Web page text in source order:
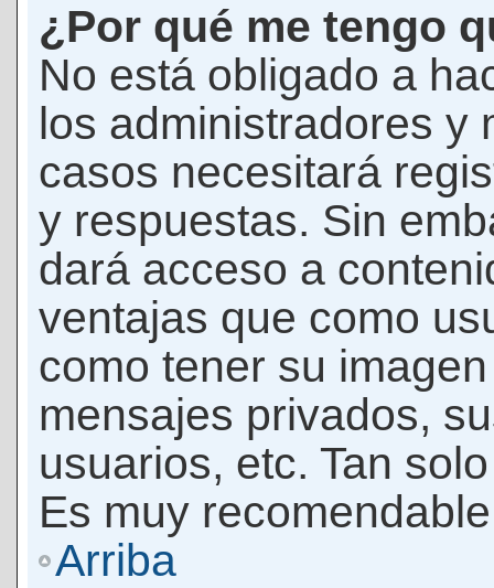
¿Por qué me tengo
No está obligado a
los administradores y
casos necesitará
y respuestas. Sin
dará acceso a
ventajas que como
como tener su
mensajes privados,
usuarios, etc. Tan
Es muy
Arriba